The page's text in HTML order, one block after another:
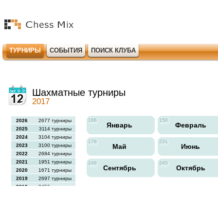
ТУРНИРЫ СОБЫТИЯ ПОИСК КЛУБА
Шахматные турниры
2017
2026
2677 турниры
2025
3114 турниры
2024
3104 турниры
2023
3100 турниры
2022
2684 турниры
2021
1951 турниры
2020
1671 турниры
2019
2697 турниры
2018
2456 турниры
188
Январь
150
Февраль
178
Май
231
Июнь
249
Сентябрь
245
Октябрь